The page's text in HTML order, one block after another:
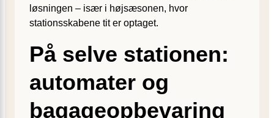
løsningen – især i højsæsonen, hvor
stationsskabene tit er optaget.
På selve stationen:
automater og
bagageopbevaring